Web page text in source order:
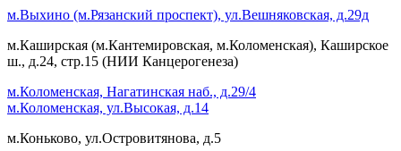
м.Выхино (м.Рязанский проспект), ул.Вешняковская, д.29д
м.Каширская (м.Кантемировская, м.Коломенская), Каширское
ш., д.24, стр.15 (НИИ Канцерогенеза)
м.Коломенская, Нагатинская наб., д.29/4
м.Коломенская, ул.Высокая, д.14
м.Коньково, ул.Островитянова, д.5